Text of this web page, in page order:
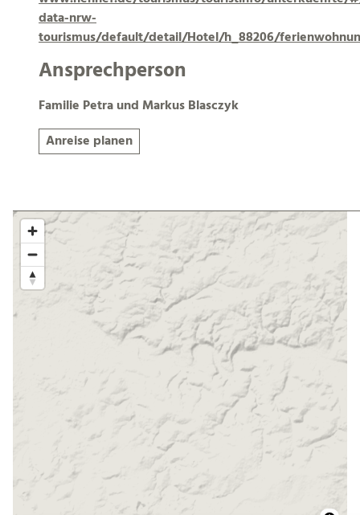
data-nrw-
tourismus/default/detail/Hotel/h_88206/
Ansprechperson
Familie Petra und Markus Blasczyk
Anreise planen